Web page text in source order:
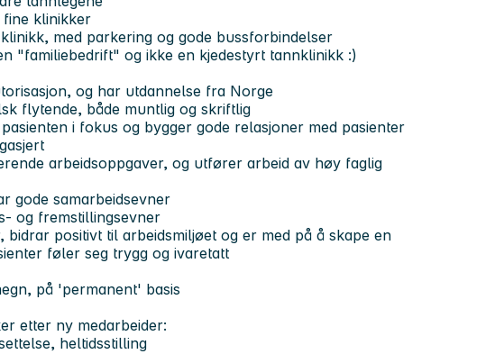
klinikker
med parkering og gode bussforbindelser
"familiebedrift" og ikke en kjedestyrt tannklinikk :)
og har utdannelse fra Norge
flytende, både muntlig og skriftlig
i fokus og bygger gode relasjoner med pasienter
arbeidsoppgaver, og utfører arbeid av høy faglig
gode samarbeidsevner
og fremstillingsevner
positivt til arbeidsmiljøet og er med på å skape en
føler seg trygg og ivaretatt
på 'permanent' basis
etter ny medarbeider:
heltidsstilling